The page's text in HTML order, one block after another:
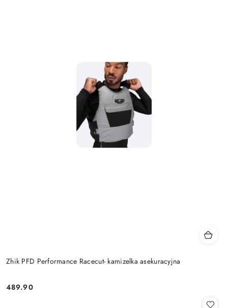
Zhik PFD Performance Racecut- kamizelka asekuracyjna
Cena:
489.90